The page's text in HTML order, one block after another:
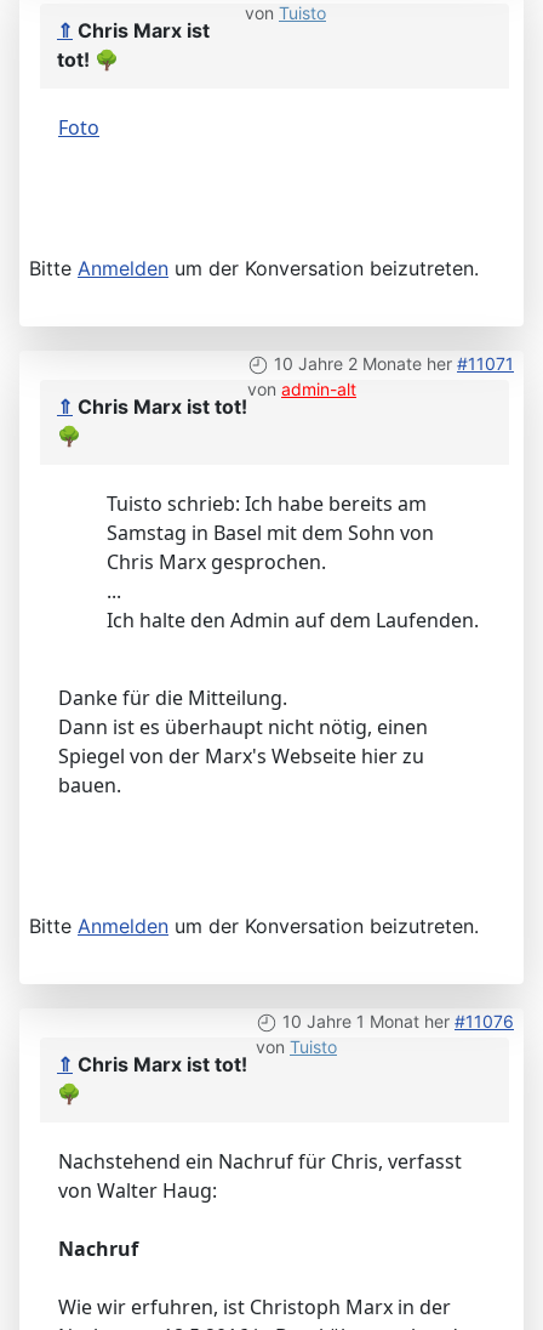
von Tuisto
⇑ Chris Marx ist
tot! 🌳
Foto
Bitte Anmelden um der Konversation beizutreten.
10 Jahre 2 Monate her #11071
von admin-alt
⇑ Chris Marx ist tot!
🌳
Tuisto schrieb: Ich habe bereits am
Samstag in Basel mit dem Sohn von
Chris Marx gesprochen.
...
Ich halte den Admin auf dem Laufenden.
Danke für die Mitteilung.
Dann ist es überhaupt nicht nötig, einen
Spiegel von der Marx's Webseite hier zu
bauen.
Bitte Anmelden um der Konversation beizutreten.
10 Jahre 1 Monat her #11076
von Tuisto
⇑ Chris Marx ist tot!
🌳
Nachstehend ein Nachruf für Chris, verfasst
von Walter Haug:
Nachruf
Wie wir erfuhren, ist Christoph Marx in der